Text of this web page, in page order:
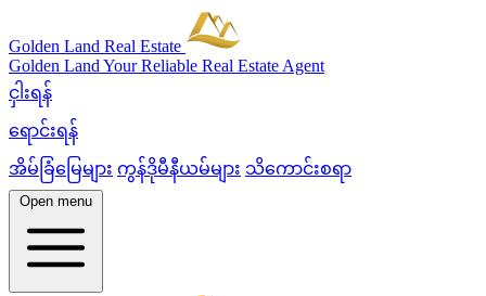
Golden Land Real Estate
Golden Land Your Reliable Real Estate Agent
ငှါးရန်
ရောင်းရန်
အိမ်ခြံမြေများ ကွန်ဒိုမီနီယမ်များ သိကောင်းစရာ
Open menu